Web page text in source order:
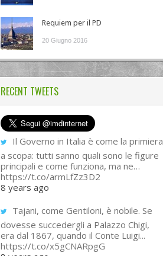
Requiem per il PD
20 Giugno 2016
RECENT TWEETS
Il Governo in Italia è come la primiera
a scopa: tutti sanno quali sono le figure
principali e come funziona, ma ne…
https://t.co/armLfZz3D2
8 years ago
Tajani, come Gentiloni, è nobile. Se
dovesse succedergli a Palazzo Chigi,
era dal 1867, quando il Conte Luigi...
https://t.co/x5gCNARpgG